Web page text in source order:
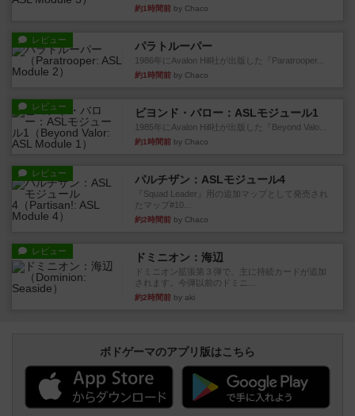
約1時間前 by Chaco
レビュー パラトルーパー
1986年にAvalon Hill社が出版した『Paratrooper...
約1時間前 by Chaco
レビュー ビヨンド・バロー：ASLモジュール1
1985年にAvalon Hill社が出版した『Beyond Valo...
約1時間前 by Chaco
レビュー パルチザン：ASLモジュール4
『Squad Leader』用の追加マップとして発売され
たマップ#10...
約2時間前 by Chaco
レビュー ドミニオン：海辺
ドミニオン拡張第３弾で、主に持続カードが追加
されます。今弾以前のドミニ...
約2時間前 by aki
ボドゲーマのアプリ版はこちら